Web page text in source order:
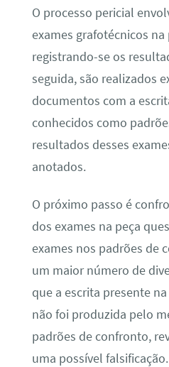
O processo pericial
exames grafotécnicos
registrando-se os
seguida, são realizados
documentos com a
conhecidos como
resultados desses
anotados.
O próximo passo é
dos exames na peça
exames nos padrões de
um maior número de
que a escrita presente
não foi produzida pelo
padrões de confronto,
uma possível falsificação.